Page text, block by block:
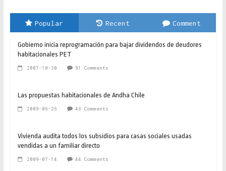
Popular Recent Comment
Gobierno inicia reprogramación para bajar dividendos de deudores
habitacionales PET
2007-10-30 91 Comments
Las propuestas habitacionales de Andha Chile
2009-06-26 48 Comments
Vivienda audita todos los subsidios para casas sociales usadas
vendidas a un familiar directo
2009-07-14 44 Comments